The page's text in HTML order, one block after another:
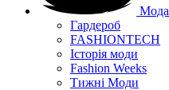
Мода
Гардероб
FASHIONTECH
Історія моди
Fashion Weeks
Тижні Моди